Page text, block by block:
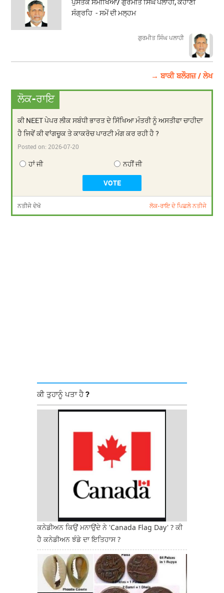
ਪੁਸਤਕ ਸਮੀਖਿਆ/ ਗੁਰਮੀਤ ਸਿੰਘ ਪਲਾਹੀ, ਕਹਾਣੀ
ਸੰਗ੍ਰਹਿ - ਸਮੇਂ ਦੀ ਮਲ੍ਹਮ
ਗੁਰਮੀਤ ਸਿੰਘ ਪਲਾਹੀ
→ ਬਾਕੀ ਬਲੌਗਜ਼ / ਲੇਖ
ਲੋਕ-ਰਾਇ
ਕੀ NEET ਪੇਪਰ ਲੀਕ ਸਬੰਧੀ ਭਾਰਤ ਦੇ ਸਿੱਖਿਆ ਮੰਤਰੀ ਨੂੰ ਅਸਤੀਫਾ ਚਾਹੀਦਾ
ਹੈ ਜਿਵੇਂ ਕੀ ਵਾਂਗਚੂਕ ਤੇ ਕਾਕਰੋਚ ਪਾਰਟੀ ਮੰਗ ਕਰ ਰਹੀ ਹੈ ?
Posted on:2026-07-20
ਹਾਂ ਜੀ ਨਹੀਂ ਜੀ
ਨਤੀਜੇ ਦੇਖੋ ਲੋਕ-ਰਾਇ ਦੇ ਪਿਛਲੇ ਨਤੀਜੇ
ਕੀ ਤੁਹਾਨੂੰ ਪਤਾ ਹੈ ?
ਕਨੇਡੀਅਨ ਕਿਉਂ ਮਨਾਉਂਦੇ ਨੇ 'Canada Flag Day' ? ਕੀ
ਹੈ ਕਨੇਡੀਅਨ ਝੰਡੇ ਦਾ ਇਤਿਹਾਸ ?